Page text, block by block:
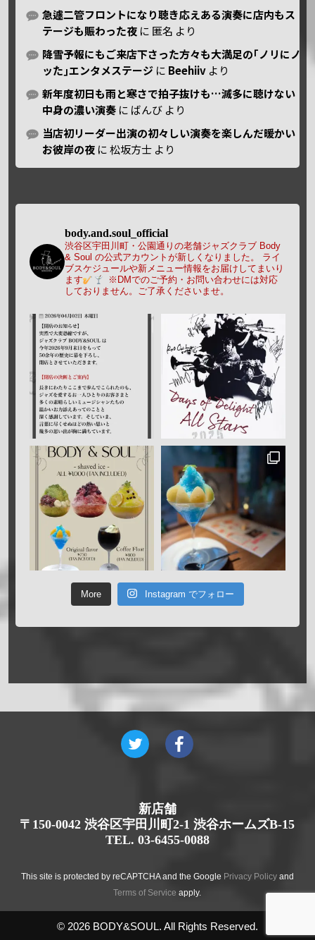
急遽二管フロントになり聴き応えある演奏に店内もス
テージも賑わった夜 に 匿名 より
降雪予報にもご来店下さった方々も大満足の｢ノリにノ
ッた｣エンタメステージ に Beehiiv より
新年度初日も雨と寒さで拍子抜けも…滅多に聴けない
中身の濃い演奏 に ばんび より
当店初リーダー出演の初々しい演奏を楽しんだ暖かい
お彼岸の夜 に松坂方士 より
body.and.soul_official
渋谷区宇田川町・公園通りの老舗ジャズクラブ Body
& Soul の公式アカウントが新しくなりました。
ライ
ブスケジュールや新メニュー情報をお届けしてまいり
ます
※DMでのご予約・お問い合わせには対応
しておりません。ご了承くださいませ。
More Instagram でフォロー
新店舗
〒150-0042 渋谷区宇田川町2-1 渋谷ホームズB-15
TEL. 03-6455-0088
This site is protected by reCAPTCHA and the Google Privacy Policyand
Terms of Service apply.
© 2026 BODY&SOUL. All Rights Reserved.